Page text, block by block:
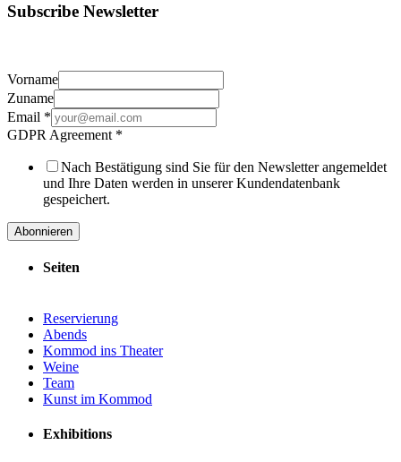
Subscribe Newsletter
Vorname
Zuname
Email *
GDPR Agreement *
Nach Bestätigung sind Sie für den Newsletter angemeldet
und Ihre Daten werden in unserer Kundendatenbank
gespeichert.
Abonnieren
Seiten
Reservierung
Abends
Kommod ins Theater
Weine
Team
Kunst im Kommod
Exhibitions